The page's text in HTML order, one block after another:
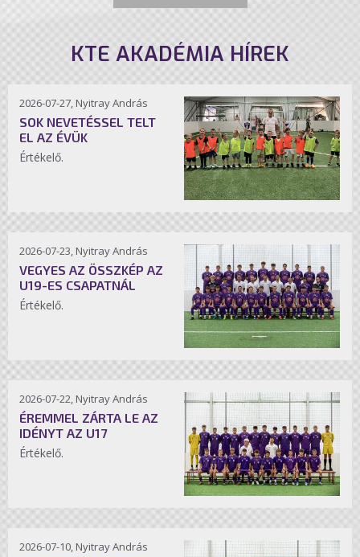
KTE AKADÉMIA HÍREK
2026-07-27, Nyitray András
SOK NEVETÉSSEL TELT
EL AZ ÉVÜK
Értékelő.
2026-07-23, Nyitray András
VEGYES AZ ÖSSZKÉP AZ
U19-ES CSAPATNÁL
Értékelő.
2026-07-22, Nyitray András
ÉREMMEL ZÁRTA LE AZ
IDÉNYT AZ U17
Értékelő.
2026-07-10, Nyitray András